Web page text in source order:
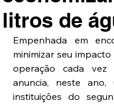
litros de
Empenhada em
minimizar seu
operação cada vez
anuncia, neste
instituições do